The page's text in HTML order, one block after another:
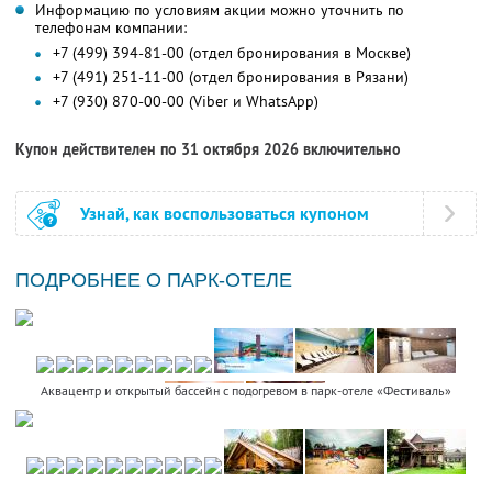
Информацию по условиям акции можно уточнить по
телефонам компании:
+7 (499) 394-81-00 (отдел бронирования в Москве)
+7 (491) 251-11-00 (отдел бронирования в Рязани)
+7 (930) 870-00-00 (Viber и WhatsApp)
Купон действителен по 31 октября 2026 включительно
Узнай, как воспользоваться купоном
ПОДРОБНЕЕ О ПАРК-ОТЕЛЕ
Аквацентр и открытый бассейн с подогревом в парк-отеле «Фестиваль»